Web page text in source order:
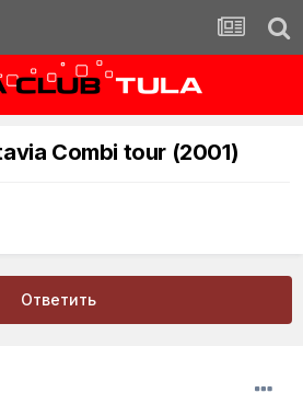
Combi tour (2001)
Ответить